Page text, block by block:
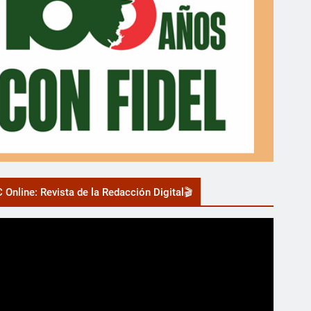
Online: Revista de la Redacción Digital🎬